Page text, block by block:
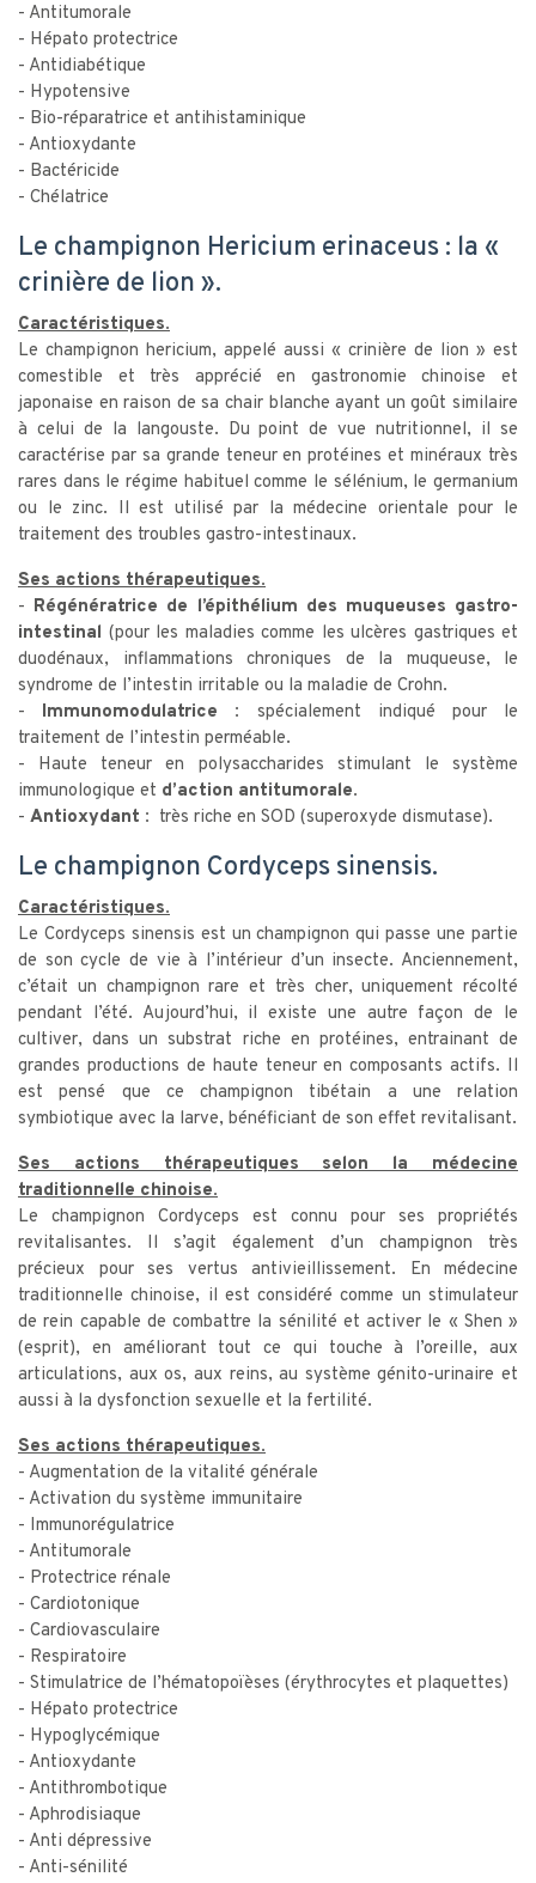
- Antitumorale
- Hépato protectrice
- Antidiabétique
- Hypotensive
- Bio-réparatrice et antihistaminique
- Antioxydante
- Bactéricide
- Chélatrice
Le champignon Hericium erinaceus : la «
crinière de lion ».
Caractéristiques.
Le champignon hericium, appelé aussi « crinière de lion » est
comestible et très apprécié en gastronomie chinoise et
japonaise en raison de sa chair blanche ayant un goût similaire
à celui de la langouste. Du point de vue nutritionnel, il se
caractérise par sa grande teneur en protéines et minéraux très
rares dans le régime habituel comme le sélénium, le germanium
ou le zinc. Il est utilisé par la médecine orientale pour le
traitement des troubles gastro-intestinaux.
Ses actions thérapeutiques.
- Régénératrice de l’épithélium des muqueuses gastro-
intestinal (pour les maladies comme les ulcères gastriques et
duodénaux, inflammations chroniques de la muqueuse, le
syndrome de l’intestin irritable ou la maladie de Crohn.
- Immunomodulatrice : spécialement indiqué pour le
traitement de l’intestin perméable.
- Haute teneur en polysaccharides stimulant le système
immunologique et d’action antitumorale.
- Antioxydant : très riche en SOD (superoxyde dismutase).
Le champignon Cordyceps sinensis.
Caractéristiques.
Le Cordyceps sinensis est un champignon qui passe une partie
de son cycle de vie à l’intérieur d’un insecte. Anciennement,
c’était un champignon rare et très cher, uniquement récolté
pendant l’été. Aujourd’hui, il existe une autre façon de le
cultiver, dans un substrat riche en protéines, entrainant de
grandes productions de haute teneur en composants actifs. Il
est pensé que ce champignon tibétain a une relation
symbiotique avec la larve, bénéficiant de son effet revitalisant.
Ses actions thérapeutiques selon la médecine
traditionnelle chinoise.
Le champignon Cordyceps est connu pour ses propriétés
revitalisantes. Il s’agit également d’un champignon très
précieux pour ses vertus antivieillissement. En médecine
traditionnelle chinoise, il est considéré comme un stimulateur
de rein capable de combattre la sénilité et activer le « Shen »
(esprit), en améliorant tout ce qui touche à l’oreille, aux
articulations, aux os, aux reins, au système génito-urinaire et
aussi à la dysfonction sexuelle et la fertilité.
Ses actions thérapeutiques.
- Augmentation de la vitalité générale
- Activation du système immunitaire
- Immunorégulatrice
- Antitumorale
- Protectrice rénale
- Cardiotonique
- Cardiovasculaire
- Respiratoire
- Stimulatrice de l’hématopoïèses (érythrocytes et plaquettes)
- Hépato protectrice
- Hypoglycémique
- Antioxydante
- Antithrombotique
- Aphrodisiaque
- Anti dépressive
- Anti-sénilité